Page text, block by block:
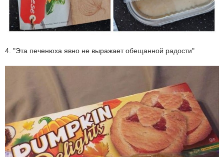
4. "Эта печенюха явно не выражает обещанной радости"